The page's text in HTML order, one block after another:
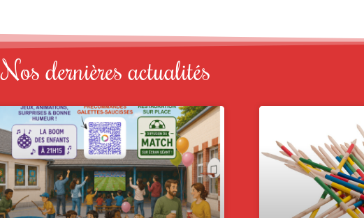
Nos dernières actualités